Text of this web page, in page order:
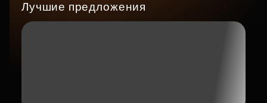
Лучшие предложения